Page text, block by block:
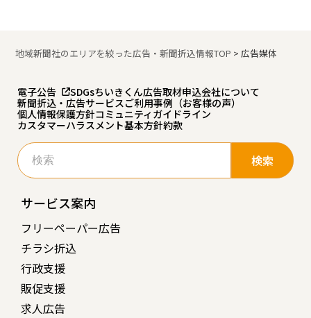
地域新聞社のエリアを絞った広告・新聞折込情報TOP >広告媒体
電子公告 SDGsちいきくん広告取材申込会社について
新聞折込・広告サービスご利用事例（お客様の声）
個人情報保護方針コミュニティガイドライン
カスタマーハラスメント基本方針約款
検
索:
サービス案内
フリーペーパー広告
チラシ折込
行政支援
販促支援
求人広告